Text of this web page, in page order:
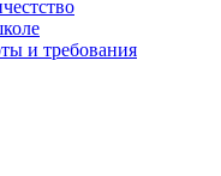
и требования